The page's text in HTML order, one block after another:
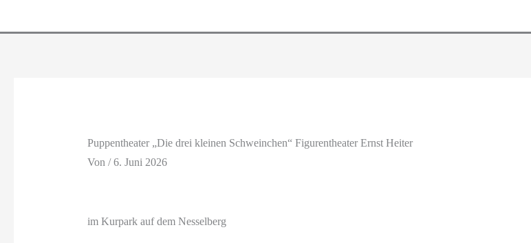
Puppentheater „Die drei kleinen Schweinchen“ Figurentheater Ernst Heiter
Von /6. Juni 2026
im Kurpark auf dem Nesselberg